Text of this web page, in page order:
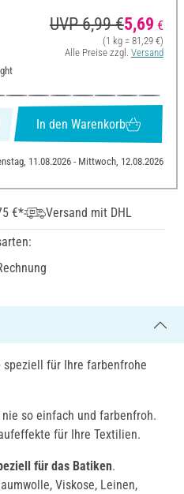
UVP 6,99 €5,69 €
(1 kg = 81,29 €)
Alle Preise zzgl. Versand
In den Warenkorb
11.08.2026 - Mittwoch, 12.08.2026
€*
Versand mit DHL
speziell für Ihre farbenfrohe
so einfach und farbenfroh.
für Ihre Textilien.
für das Batiken.
Viskose, Leinen,